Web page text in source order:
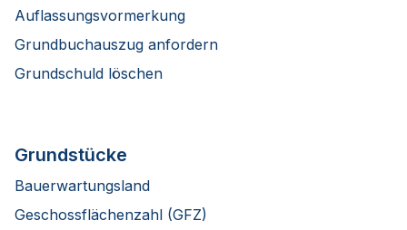
Auflassungsvormerkung
Grundbuchauszug anfordern
Grundschuld löschen
Grundstücke
Bauerwartungsland
Geschossflächenzahl (GFZ)